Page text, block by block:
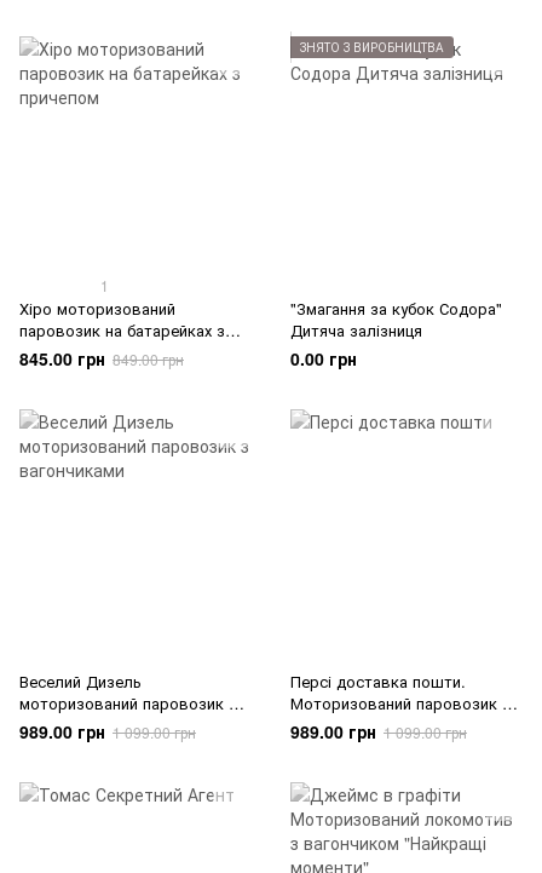
1
Хіро моторизований
паровозик на батарейках з
причепом
845.00 грн 849.00 грн
ЗНЯТО З ВИРОБНИЦТВА
"Змагання за кубок Содора"
Дитяча залізниця
0.00 грн
Веселий Дизель
моторизований паровозик з
вагончиками
989.00 грн 1 099.00 грн
Персі доставка пошти.
Моторизований паровозик з
2 вагончиками
989.00 грн 1 099.00 грн